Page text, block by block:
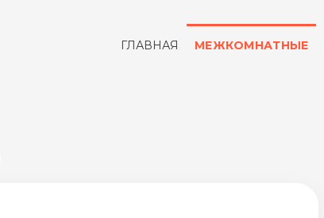
ГЛАВНАЯ МЕЖКОМНАТНЫЕ